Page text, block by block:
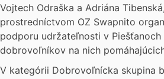
Vojtech Odraška a Adriána
prostredníctvom OZ Swapnito
podporu udržateľnosti v
dobrovoľníkov na nich
V kategórii Dobrovoľnícka skupina